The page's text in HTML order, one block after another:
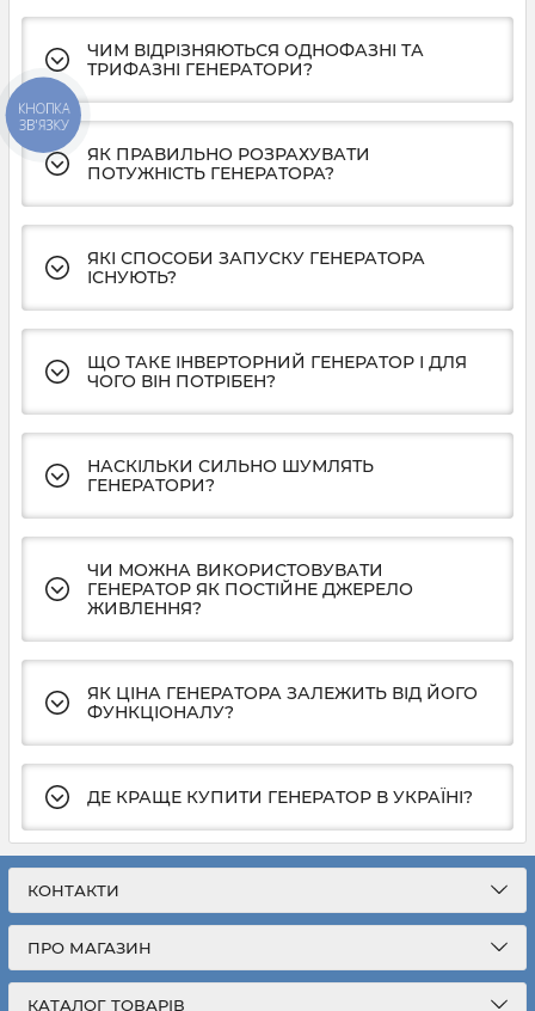
ЧИМ ВІДРІЗНЯЮТЬСЯ ОДНОФАЗНІ ТА
ТРИФАЗНІ ГЕНЕРАТОРИ?
ЯК ПРАВИЛЬНО РОЗРАХУВАТИ
ПОТУЖНІСТЬ ГЕНЕРАТОРА?
ЯКІ СПОСОБИ ЗАПУСКУ ГЕНЕРАТОРА
ІСНУЮТЬ?
ЩО ТАКЕ ІНВЕРТОРНИЙ ГЕНЕРАТОР І ДЛЯ
ЧОГО ВІН ПОТРІБЕН?
НАСКІЛЬКИ СИЛЬНО ШУМЛЯТЬ
ГЕНЕРАТОРИ?
ЧИ МОЖНА ВИКОРИСТОВУВАТИ
ГЕНЕРАТОР ЯК ПОСТІЙНЕ ДЖЕРЕЛО
ЖИВЛЕННЯ?
ЯК ЦІНА ГЕНЕРАТОРА ЗАЛЕЖИТЬ ВІД ЙОГО
ФУНКЦІОНАЛУ?
ДЕ КРАЩЕ КУПИТИ ГЕНЕРАТОР В УКРАЇНІ?
КОНТАКТИ
ПРО МАГАЗИН
КАТАЛОГ ТОВАРІВ
КНОПКА
ЗВ'ЯЗКУ